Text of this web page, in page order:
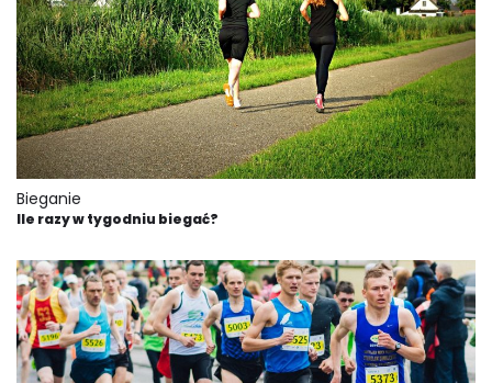
Bieganie
Ile razy w tygodniu biegać?